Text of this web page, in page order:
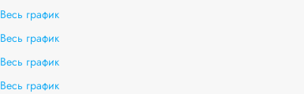
Весь график
Весь график
Весь график
Весь график